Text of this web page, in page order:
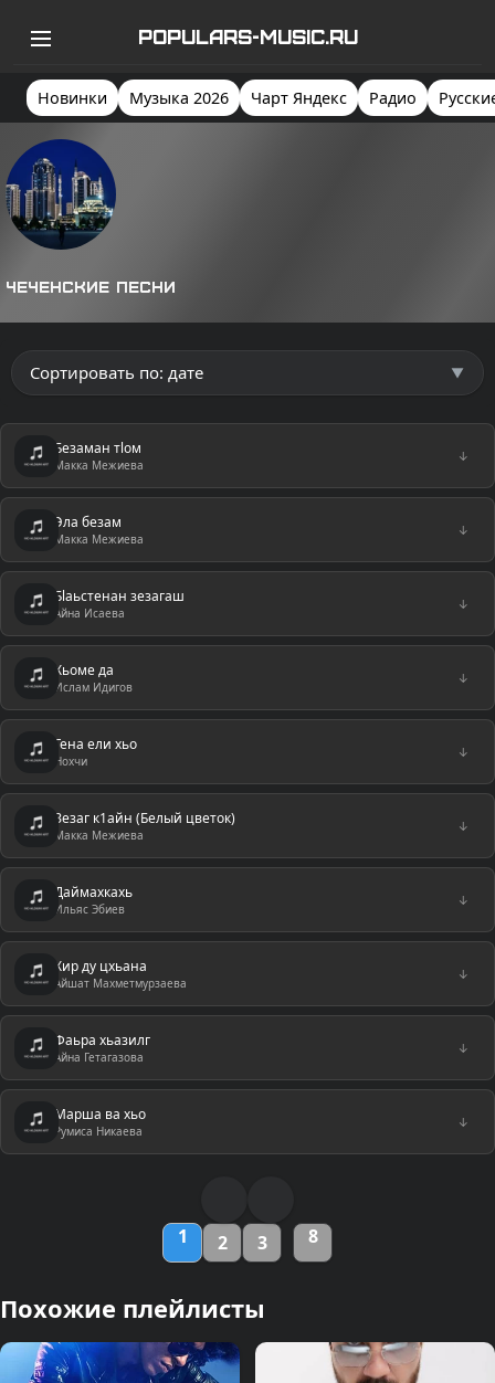
POPULARS-MUSIC.RU
Новинки Музыка 2026 Чарт Яндекс Радио
Чеченские песни
Безаман тlом
Макка Межиева
↓
Эла безам
Макка Межиева
↓
Бlаьстенан зезагаш
Айна Исаева
↓
Хьоме да
Ислам Идигов
↓
Гена ели хьо
Нохчи
↓
Зезаг к1айн (Белый цветок)
Макка Межиева
↓
Даймахкахь
Ильяс Эбиев
↓
Хир ду цхьана
Айшат Махметмурзаева
↓
Фаьра хьазилг
Айна Гетагазова
↓
Марша ва хьо
Румиса Никаева
↓
1 2 3 8
Похожие плейлисты